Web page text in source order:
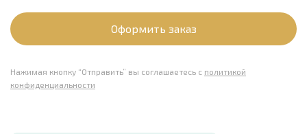
Оформить заказ
Нажимая кнопку “Отправить” вы соглашаетесь с политикой
конфиденциальности